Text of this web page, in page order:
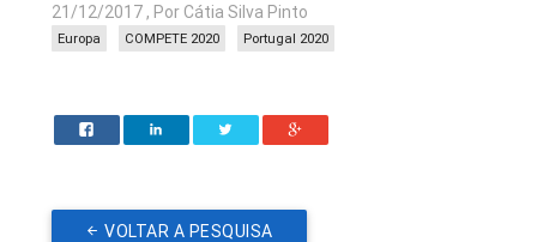
21/12/2017 , Por Cátia Silva Pinto
Portugal 2020
COMPETE 2020
Europa
VOLTAR A PESQUISA